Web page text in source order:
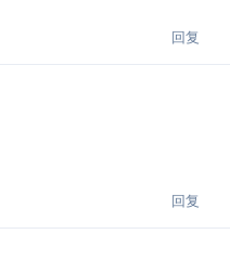
回复
回复